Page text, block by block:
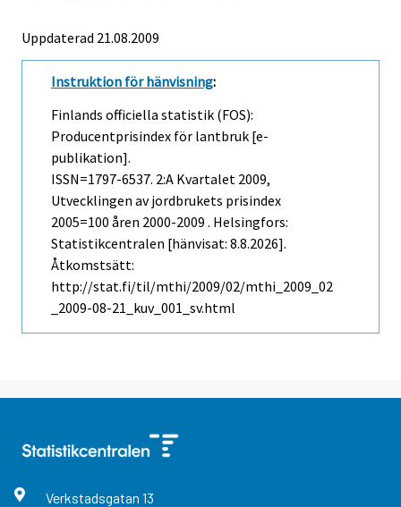
Uppdaterad 21.08.2009
Instruktion för hänvisning:
Finlands officiella statistik (FOS):
Producentprisindex för lantbruk [e-
publikation].
ISSN=1797-6537. 2:a Kvartalet 2009,
Utvecklingen av jordbrukets prisindex
2005=100 åren 2000-2009 . Helsingfors:
Statistikcentralen [hänvisat: 8.8.2026].
Åtkomstsätt:
http://stat.fi/til/mthi/2009/02/mthi_2009_02
_2009-08-21_kuv_001_sv.html
Verkstadsgatan 13